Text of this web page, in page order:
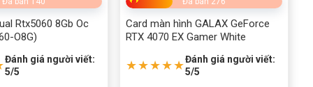
Rtx5060 8Gb Oc
O8G)
Đánh giá người viết:
5/5
Card màn hình GALAX GeForce
RTX 4070 EX Gamer White
★★★★★Đánh giá người viết:
5/5